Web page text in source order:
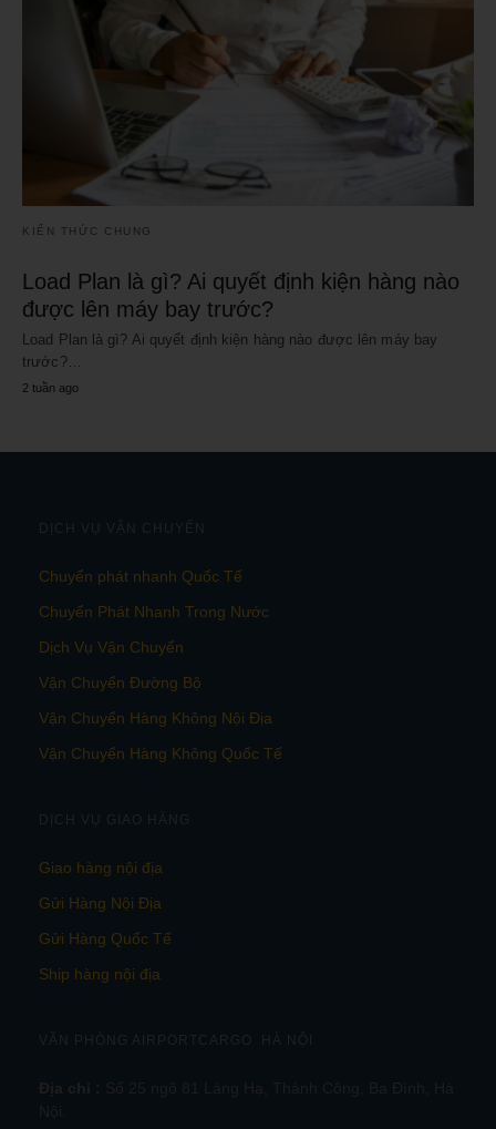
KIẾN THỨC CHUNG
Load Plan là gì? Ai quyết định kiện hàng nào
được lên máy bay trước?
Load Plan là gì? Ai quyết định kiện hàng nào được lên máy bay
trước?…
2 tuần ago
DỊCH VỤ VẬN CHUYỂN
Chuyển phát nhanh Quốc Tế
Chuyển Phát Nhanh Trong Nước
Dịch Vụ Vận Chuyển
Vận Chuyển Đường Bộ
Vận Chuyển Hàng Không Nội Địa
Vận Chuyển Hàng Không Quốc Tế
DỊCH VỤ GIAO HÀNG
Giao hàng nội địa
Gửi Hàng Nội Địa
Gửi Hàng Quốc Tế
Ship hàng nội địa
VĂN PHÒNG AIRPORTCARGO HÀ NỘI